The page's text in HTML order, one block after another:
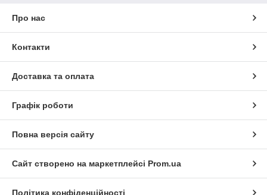
Про нас
Контакти
Доставка та оплата
Графік роботи
Повна версія сайту
Сайт створено на маркетплейсі Prom.ua
Політика конфіденційності